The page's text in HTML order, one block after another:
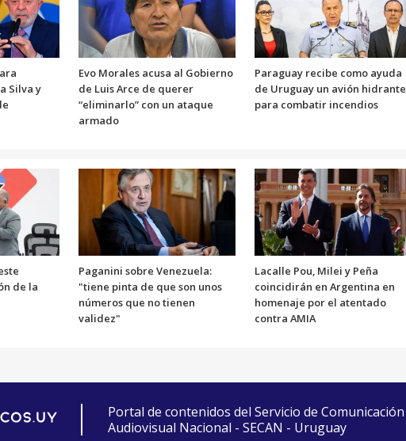
Silva y
Evo Morales acusa al Gobierno
de Luis Arce de querer
“eliminarlo” con un ataque
armado
Paraguay recibe como ayuda
de Uruguay un avión hidrante
para combatir incendios
de la
Paganini sobre Venezuela:
"tiene pinta de que son unos
números que no tienen
validez"
Lacalle Pou, Milei y Peña
coincidirán en Argentina en
homenaje por el atentado
contra AMIA
Portal de contenidos del Servicio de Comunicación
Audiovisual Nacional - SECAN - Uruguay